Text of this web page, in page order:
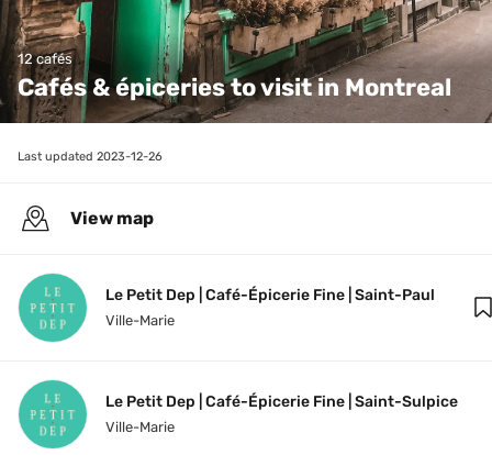
12 cafés
Cafés & épiceries to visit in Montreal
Last updated 2023-12-26
View map
Le Petit Dep | Café-Épicerie Fine | Saint-Paul
Ville-Marie
Le Petit Dep | Café-Épicerie Fine | Saint-Sulpice
Ville-Marie